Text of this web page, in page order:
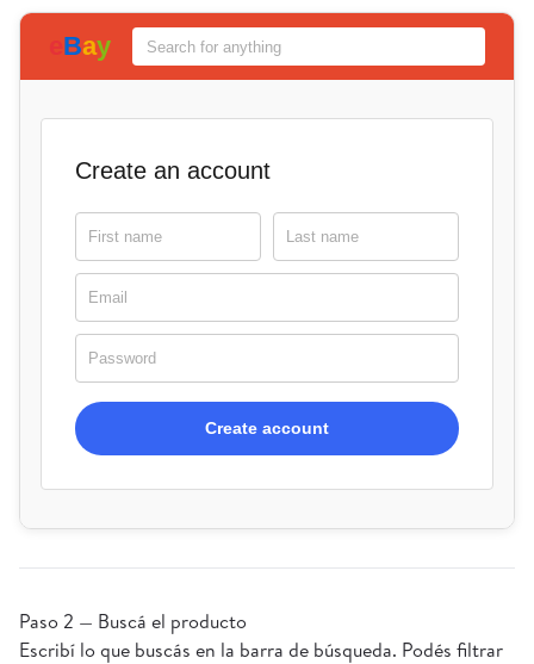
Search for anything
Create an account
First name Last name
Email
Password
Create account
Paso 2 — Buscá el producto
Escribí lo que buscás en la barra de búsqueda. Podés filtrar